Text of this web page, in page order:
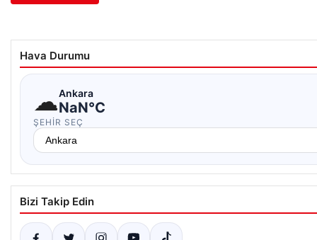
Hava Durumu
☁Ankara
NaN°C
ŞEHIR SEÇ
Bizi Takip Edin